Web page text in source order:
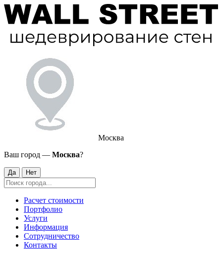
Москва
Ваш город — Москва?
Да Нет
Расчет стоимости
Портфолио
Услуги
Информация
Сотрудничество
Контакты